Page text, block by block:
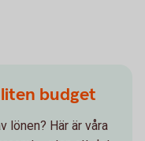
budget
lönen? Här är våra